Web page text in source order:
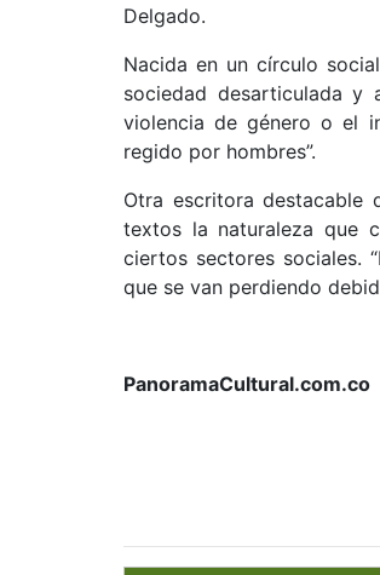
Delgado.
Nacida en un círculo
sociedad desarticulada y
violencia de género o el
regido por hombres”.
Otra escritora destacable
textos la naturaleza que
ciertos sectores sociales.
que se van perdiendo
PanoramaCultural.com.co